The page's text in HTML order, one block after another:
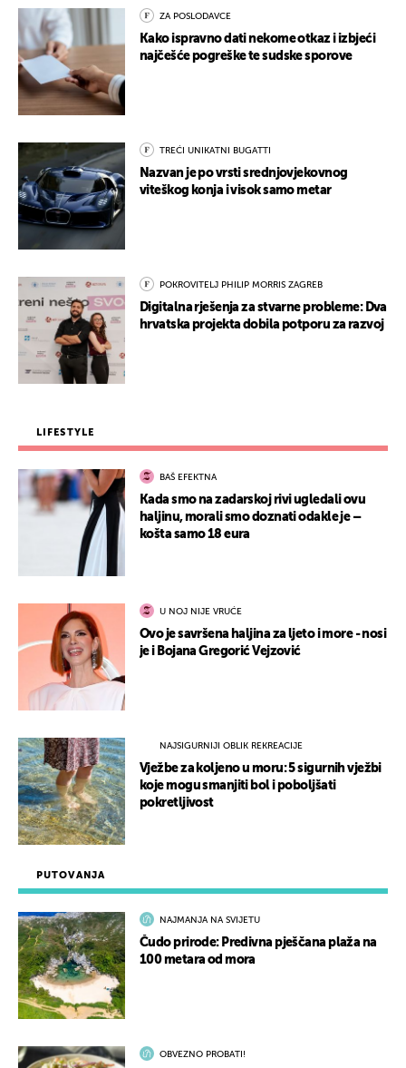
PUTOVANJA
NAJMANJA NA SVIJETU
Čudo prirode: Predivna pješčana plaža na
100 metara od mora
OBVEZNO PROBATI!
ZA POSLODAVCE
Kako ispravno dati nekome otkaz i izbjeći
najčešće pogreške te sudske sporove
TREĆI UNIKATNI BUGATTI
Nazvan je po vrsti srednjovjekovnog
viteškog konja i visok samo metar
POKROVITELJ PHILIP MORRIS ZAGREB
Digitalna rješenja za stvarne probleme: Dva
hrvatska projekta dobila potporu za razvoj
LIFESTYLE
BAŠ EFEKTNA
Kada smo na zadarskoj rivi ugledali ovu
haljinu, morali smo doznati odakle je –
košta samo 18 eura
U NOJ NIJE VRUĆE
Ovo je savršena haljina za ljeto i more - nosi
je i Bojana Gregorić Vejzović
NAJSIGURNIJI OBLIK REKREACIJE
Vježbe za koljeno u moru: 5 sigurnih vježbi
koje mogu smanjiti bol i poboljšati
pokretljivost